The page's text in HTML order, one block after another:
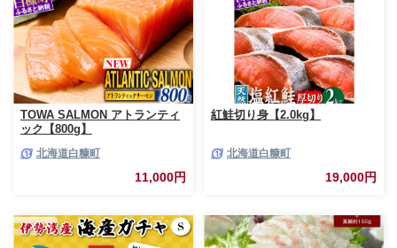
TOWA SALMON アトランティ
ック【800g】
北海道白糠町
11,000円
紅鮭切り身【2.0kg】
北海道白糠町
19,000円